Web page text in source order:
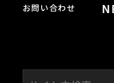
お問い合わせ